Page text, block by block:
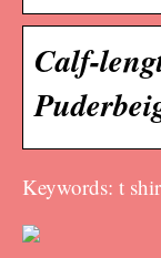
Calf-
Keywords: t